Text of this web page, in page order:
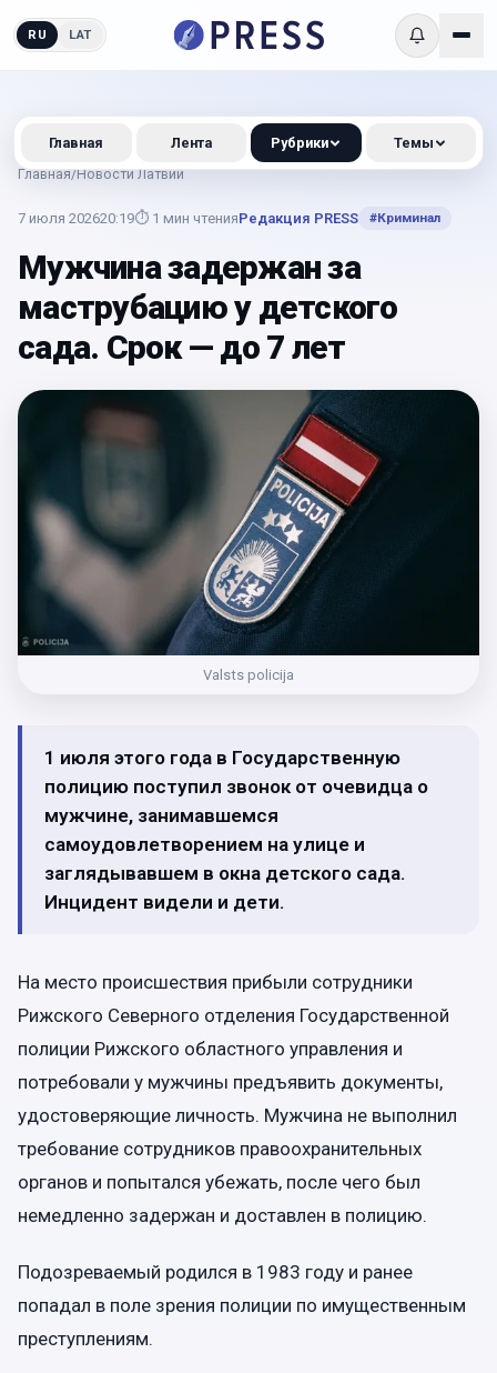
RU LAT
Главная/Новости Латвии
7 июля 202620:19⏱ 1 мин чтенияРедакция PRESS #Криминал
Мужчина задержан за
маструбацию у детского
сада. Срок — до 7 лет
Valsts policija
1 июля этого года в Государственную
полицию поступил звонок от очевидца о
мужчине, занимавшемся
самоудовлетворением на улице и
заглядывавшем в окна детского сада.
Инцидент видели и дети.
На место происшествия прибыли сотрудники
Рижского Северного отделения Государственной
полиции Рижского областного управления и
потребовали у мужчины предъявить документы,
удостоверяющие личность. Мужчина не выполнил
требование сотрудников правоохранительных
органов и попытался убежать, после чего был
немедленно задержан и доставлен в полицию.
Подозреваемый родился в 1983 году и ранее
попадал в поле зрения полиции по имущественным
преступлениям.
Главная Лента Рубрики Темы